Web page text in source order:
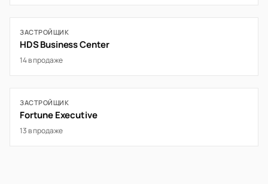
ЗАСТРОЙЩИК
HDS Business Center
14 в продаже
ЗАСТРОЙЩИК
Fortune Executive
13 в продаже